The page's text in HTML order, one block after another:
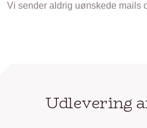
Vi sender aldrig uønskede mails
Udlevering